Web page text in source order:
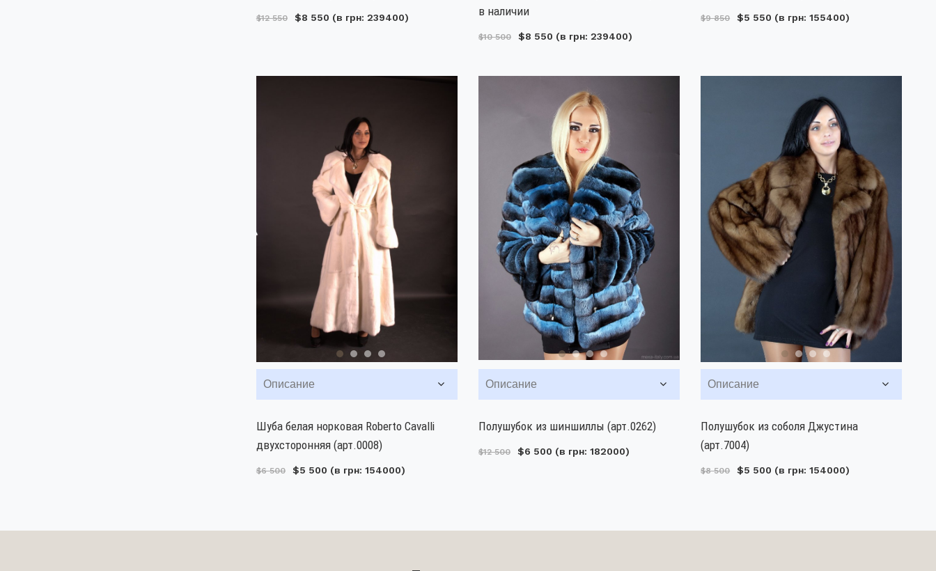
$12 550 $8 550 (в грн: 239400)
в наличии
$10 500 $8 550 (в грн: 239400)
$9 850 $5 550 (в грн: 155400)
Описание
Шуба белая норковая Roberto Cavalli
двухсторонняя (арт.0008)
$6 500 $5 500 (в грн: 154000)
Описание
Полушубок из шиншиллы (арт.0262)
$12 500 $6 500 (в грн: 182000)
Описание
Полушубок из соболя Джустина
(арт.7004)
$8 500 $5 500 (в грн: 154000)